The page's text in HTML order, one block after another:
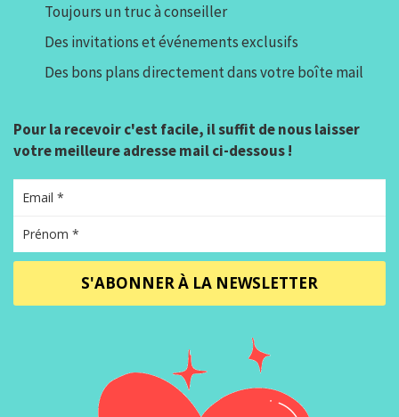
Toujours un truc à conseiller
Des invitations et événements exclusifs
Des bons plans directement dans votre boîte mail
Pour la recevoir c'est facile, il suffit de nous laisser
votre meilleure adresse mail ci-dessous !
S'ABONNER À LA NEWSLETTER